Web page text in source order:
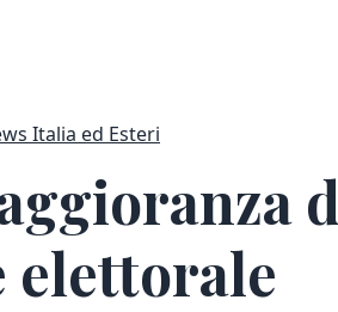
Italia ed Esteri
elettorale